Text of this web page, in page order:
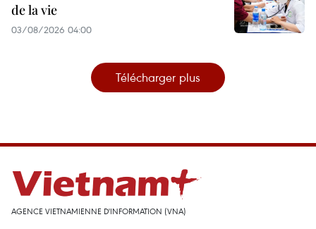
de la vie
03/08/2026 04:00
Télécharger plus
AGENCE VIETNAMIENNE D'INFORMATION (VNA)